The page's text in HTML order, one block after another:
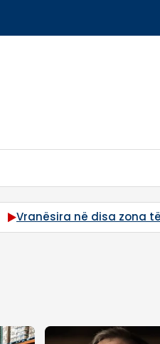
të Kosovës, IHMK-ja